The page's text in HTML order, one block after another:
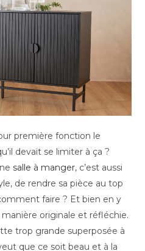
première fonction le
devait se limiter à ça ?
salle à manger, c’est aussi
de rendre sa pièce au top
faire ? Et bien en y
originale et réfléchie.
trop grande superposée à
que ce soit beau et à la